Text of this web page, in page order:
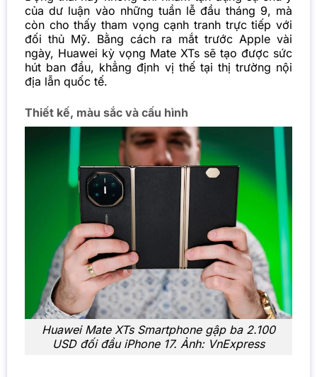
của dư luận vào những tuần lễ đầu tháng 9, mà
còn cho thấy tham vọng cạnh tranh trực tiếp với
đối thủ Mỹ. Bằng cách ra mắt trước Apple vài
ngày, Huawei kỳ vọng Mate XTs sẽ tạo được sức
hút ban đầu, khẳng định vị thế tại thị trường nội
địa lẫn quốc tế.
Thiết kế, màu sắc và cấu hình
Huawei Mate XTs Smartphone gập ba 2.100
USD đối đầu iPhone 17. Ảnh: VnExpress